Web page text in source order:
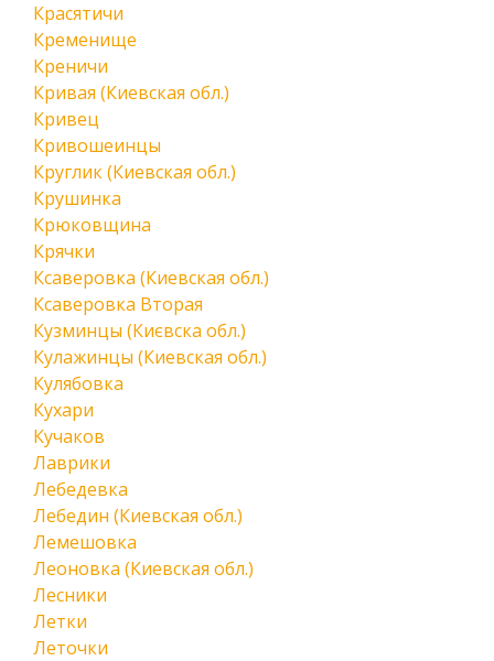
Красятичи
Кременище
Креничи
Кривая (Киевская обл.)
Кривец
Кривошеинцы
Круглик (Киевская обл.)
Крушинка
Крюковщина
Крячки
Ксаверовка (Киевская обл.)
Ксаверовка Вторая
Кузминцы (Києвска обл.)
Кулажинцы (Киевская обл.)
Кулябовка
Кухари
Кучаков
Лаврики
Лебедевка
Лебедин (Киевская обл.)
Лемешовка
Леоновка (Киевская обл.)
Лесники
Летки
Леточки